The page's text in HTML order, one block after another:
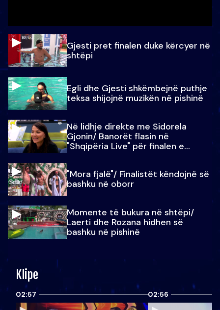
Gjesti pret finalen duke kërcyer në
shtëpi
Egli dhe Gjesti shkëmbejnë puthje
teksa shijojnë muzikën në pishinë
Në lidhje direkte me Sidorela
Gjonin/ Banorët flasin në
"Shqipëria Live" për finalen e
"Mora fjalë"/ Finalistët këndojnë së
bashku në oborr
Momente të bukura në shtëpi/
Laerti dhe Rozana hidhen së
bashku në pishinë
Klipe
02:57 02:56